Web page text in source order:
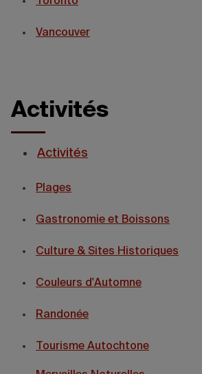
Vancouver
Activités
Activités
Plages
Gastronomie et Boissons
Culture & Sites Historiques
Couleurs d'Automne
Randonée
Tourisme Autochtone